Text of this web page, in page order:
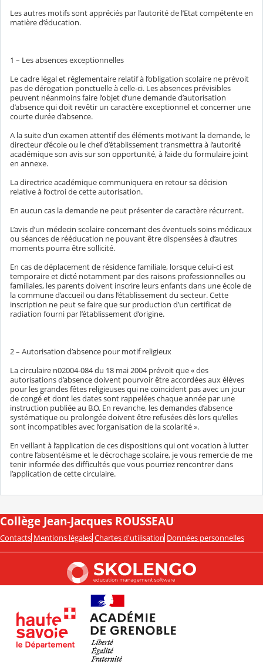
Les autres motifs sont appréciés par l’autorité de l’Etat compétente en
matière d’éducation.
1 – Les absences exceptionnelles
Le cadre légal et réglementaire relatif à l’obligation scolaire ne prévoit
pas de dérogation ponctuelle à celle-ci. Les absences prévisibles
peuvent néanmoins faire l’objet d’une demande d’autorisation
d’absence qui doit revêtir un caractère exceptionnel et concerner une
courte durée d’absence.
A la suite d’un examen attentif des éléments motivant la demande, le
directeur d’école ou le chef d’établissement transmettra à l’autorité
académique son avis sur son opportunité, à l’aide du formulaire joint
en annexe.
La directrice académique communiquera en retour sa décision
relative à l’octroi de cette autorisation.
En aucun cas la demande ne peut présenter de caractère récurrent.
L’avis d’un médecin scolaire concernant des éventuels soins médicaux
ou séances de rééducation ne pouvant être dispensées à d’autres
moments pourra être sollicité.
En cas de déplacement de résidence familiale, lorsque celui-ci est
temporaire et dicté notamment par des raisons professionnelles ou
familiales, les parents doivent inscrire leurs enfants dans une école de
la commune d’accueil ou dans l’établissement du secteur. Cette
inscription ne peut se faire que sur production d’un certificat de
radiation fourni par l’établissement d’origine.
2 – Autorisation d’absence pour motif religieux
La circulaire n02004-084 du 18 mai 2004 prévoit que « des
autorisations d’absence doivent pourvoir être accordées aux élèves
pour les grandes fêtes religieuses qui ne coïncident pas avec un jour
de congé et dont les dates sont rappelées chaque année par une
instruction publiée au B.O. En revanche, les demandes d’absence
systématique ou prolongée doivent être refusées dès lors qu’elles
sont incompatibles avec l’organisation de la scolarité ».
En veillant à l’application de ces dispositions qui ont vocation à lutter
contre l’absentéisme et le décrochage scolaire, je vous remercie de me
tenir informée des difficultés que vous pourriez rencontrer dans
l’application de cette circulaire.
Collège Jean-Jacques ROUSSEAU
Contacts Mentions légales Chartes d'utilisation Données personnelles